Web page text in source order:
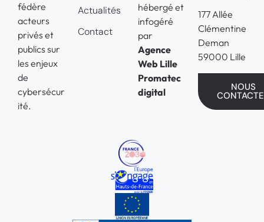
fédère
acteurs
privés et
publics sur
les enjeux
de
cybersécur
ité.
Actualités
Contact
hébergé et
infogéré
par
Agence
Web Lille
Promatec
digital
177 Allée
Clémentine
Deman
59000 Lille
NOUS